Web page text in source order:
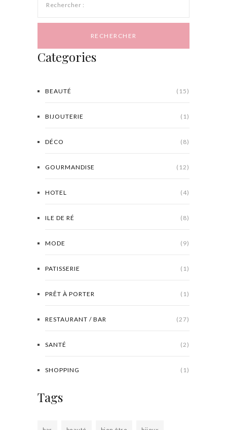
Rechercher :
Categories
BEAUTÉ (15)
BIJOUTERIE (1)
DÉCO (8)
GOURMANDISE (12)
HOTEL (4)
ILE DE RÉ (8)
MODE (9)
PATISSERIE (1)
PRÊT À PORTER (1)
RESTAURANT / BAR (27)
SANTÉ (2)
SHOPPING (1)
Tags